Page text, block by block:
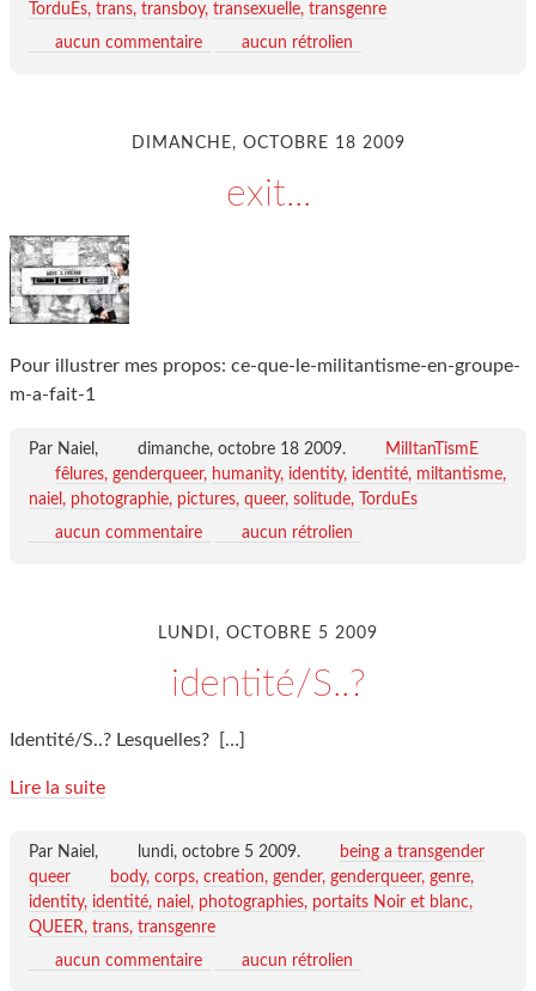
TorduEs trans transboy transexuelle transgenre
aucun commentaire
aucun rétrolien
DIMANCHE, OCTOBRE 18 2009
exit...
Pour illustrer mes propos: ce-que-le-militantisme-en-groupe-
m-a-fait-1
Par Naiel, dimanche, octobre 18 2009.
MilItanTismE
fêlures genderqueer humanity identity identité miltantisme
naiel
photographie pictures queer solitude
TorduEs
aucun commentaire
aucun rétrolien
LUNDI, OCTOBRE 5 2009
identité/S..?
Identité/S..? Lesquelles? […]
Lire la suite
Par Naiel, lundi, octobre 5 2009.
being a transgender
queer
body corps creation gender genderqueer genre
identity identité naiel photographies portaits Noir et blanc
QUEER trans transgenre
aucun commentaire
aucun rétrolien